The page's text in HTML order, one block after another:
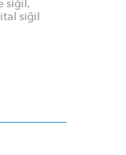
siğil,
siğil